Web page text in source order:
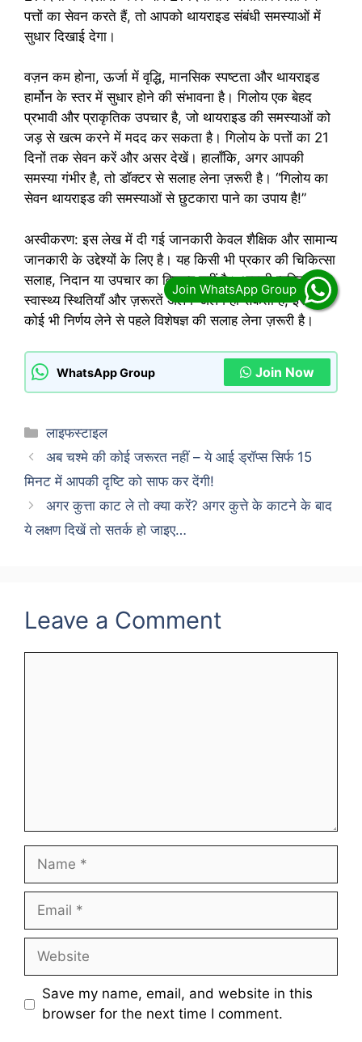
पत्तों का सेवन करते हैं, तो आपको थायराइड संबंधी समस्याओं में
सुधार दिखाई देगा।
वज़न कम होना, ऊर्जा में वृद्धि, मानसिक स्पष्टता और थायराइड
हार्मोन के स्तर में सुधार होने की संभावना है। गिलोय एक बेहद
प्रभावी और प्राकृतिक उपचार है, जो थायराइड की समस्याओं को
जड़ से खत्म करने में मदद कर सकता है। गिलोय के पत्तों का 21
दिनों तक सेवन करें और असर देखें। हालाँकि, अगर आपकी
समस्या गंभीर है, तो डॉक्टर से सलाह लेना ज़रूरी है। “गिलोय का
सेवन थायराइड की समस्याओं से छुटकारा पाने का उपाय है!”
अस्वीकरण: इस लेख में दी गई जानकारी केवल शैक्षिक और सामान्य
जानकारी के उद्देश्यों के लिए है। यह किसी भी प्रकार की चिकित्सा
सलाह, निदान या उपचार का विकल्प नहीं है। आपकी व्यक्तिगत
स्वास्थ्य स्थितियाँ और ज़रूरतें अलग-अलग हो सकती हैं, इसलिए
कोई भी निर्णय लेने से पहले विशेषज्ञ की सलाह लेना ज़रूरी है।
WhatsApp Group Join Now
Categories
लाइफस्टाइल
अब चश्मे की कोई जरूरत नहीं – ये आई ड्रॉप्स सिर्फ 15
मिनट में आपकी दृष्टि को साफ कर देंगी!
अगर कुत्ता काट ले तो क्या करें? अगर कुत्ते के काटने के बाद
ये लक्षण दिखें तो सतर्क हो जाइए…
Leave a Comment
Name
Email
Website
Save my name, email, and website in this
browser for the next time I comment.